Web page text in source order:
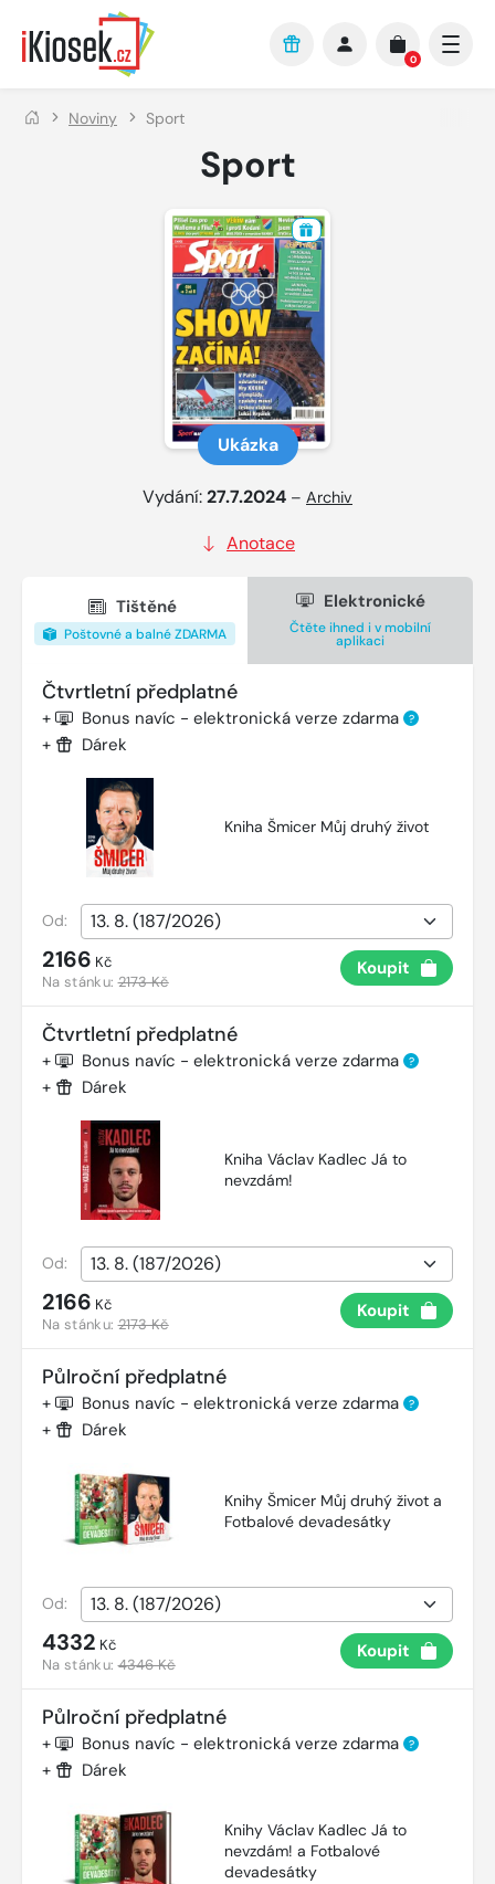
Přejít na hlavní obsah
0
Noviny Sport
Sport
Ukázka
Vydání:27.7.2024 – Archiv
Anotace
Tištěné
Poštovné a balné ZDARMA
Elektronické
Čtěte ihned i v mobilní
aplikaci
Čtvrtletní předplatné
+ Bonus navíc - elektronická verze zdarma ?
+ Dárek
Kniha Šmicer Můj druhý život
Od:
2166 Kč
Na stánku:2173 Kč
Koupit
Čtvrtletní předplatné
+ Bonus navíc - elektronická verze zdarma ?
+ Dárek
Kniha Václav Kadlec Já to
nevzdám!
Od:
2166 Kč
Na stánku:2173 Kč
Koupit
Půlroční předplatné
+ Bonus navíc - elektronická verze zdarma ?
+ Dárek
Knihy Šmicer Můj druhý život a
Fotbalové devadesátky
Od:
4332 Kč
Na stánku:4346 Kč
Koupit
Půlroční předplatné
+ Bonus navíc - elektronická verze zdarma ?
+ Dárek
Knihy Václav Kadlec Já to
nevzdám! a Fotbalové
devadesátky